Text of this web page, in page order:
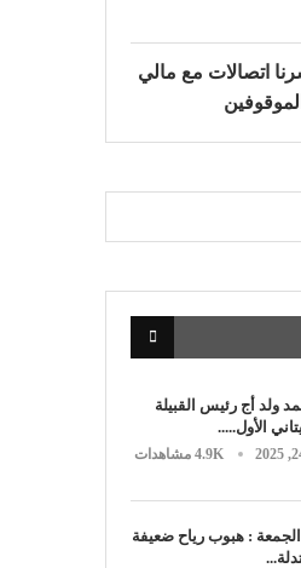
اتصالات مع مالي
ولد أج رئيس القبيلة
الأول.....
4.9K مشاهدات
: هبوب رياح ضعيفة